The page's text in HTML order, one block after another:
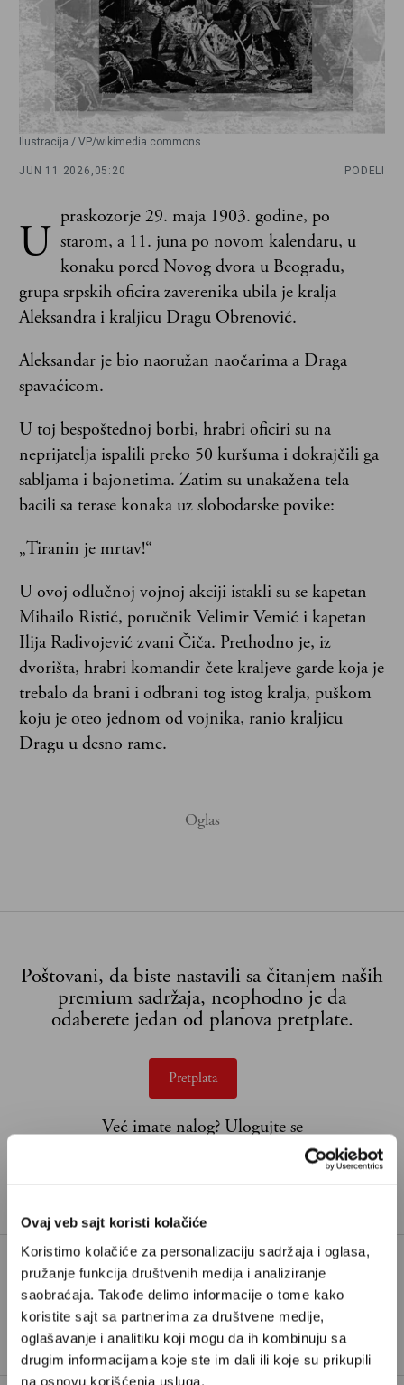
Ovaj veb sajt koristi kolačiće
Koristimo kolačiće za personalizaciju sadržaja i oglasa,
pružanje funkcija društvenih medija i analiziranje
saobraćaja. Takođe delimo informacije o tome kako
koristite sajt sa partnerima za društvene medije,
oglašavanje i analitiku koji mogu da ih kombinuju sa
drugim informacijama koje ste im dali ili koje su prikupili
na osnovu korišćenja usluga.
Ilustracija / VP/wikimedia commons
JUN 11 2026, 05:20 PODELI
U praskozorje 29. maja 1903. godine, po
starom, a 11. juna po novom kalendaru, u
konaku pored Novog dvora u Beogradu,
grupa srpskih oficira zaverenika ubila je kralja
Aleksandra i kraljicu Dragu Obrenović.
Aleksandar je bio naoružan naočarima a Draga
spavaćicom.
U toj bespoštednoj borbi, hrabri oficiri su na
neprijatelja ispalili preko 50 kuršuma i dokrajčili ga
sabljama i bajonetima. Zatim su unakažena tela
bacili sa terase konaka uz slobodarske povike:
„Tiranin je mrtav!“
U ovoj odlučnoj vojnoj akciji istakli su se kapetan
Mihailo Ristić, poručnik Velimir Vemić i kapetan
Ilija Radivojević zvani Čiča. Prethodno je, iz
dvorišta, hrabri komandir čete kraljeve garde koja je
trebalo da brani i odbrani tog istog kralja, puškom
koju je oteo jednom od vojnika, ranio kraljicu
Dragu u desno rame.
Poštovani, da biste nastavili sa čitanjem naših
premium sadržaja, neophodno je da
odaberete jedan od planova pretplate.
Pretplata
Već imate nalog? Ulogujte se
je pisac iz Niša i saradnik Velikih
TAGOVI:
KRALJEVINA SRBIJA
MAJSKI PREVRAT
OBRENOVIĆI